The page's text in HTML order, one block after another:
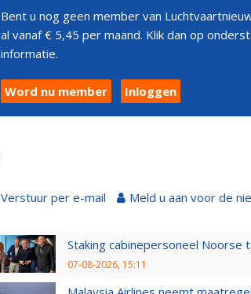
Bent u nog geen member van
al vanaf € 5,45 per maand. Klik dan op
informatie.
Word nu member Inloggen
Verstuur per e-mail Meld u aan voor de
Staking cabinepersoneel Noorse
07-08-2026, 15:11